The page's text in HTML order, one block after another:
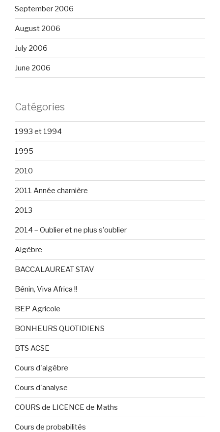
September 2006
August 2006
July 2006
June 2006
Catégories
1993 et 1994
1995
2010
2011 Année charnière
2013
2014 – Oublier et ne plus s'oublier
Algèbre
BACCALAUREAT STAV
Bénin, Viva Africa !!
BEP Agricole
BONHEURS QUOTIDIENS
BTS ACSE
Cours d'algèbre
Cours d'analyse
COURS de LICENCE de Maths
Cours de probabilités